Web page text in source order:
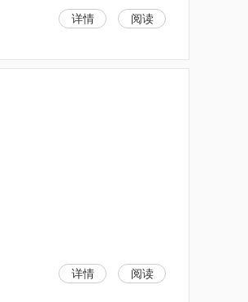
详情
阅读
详情
阅读